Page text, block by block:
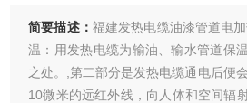
简要描述： 福建发热电缆油漆管道电
温：用发热电缆为输油、输水管道保
之处。,第二部分是发热电缆通电后便
10微米的远红外线，向人体和空间辐